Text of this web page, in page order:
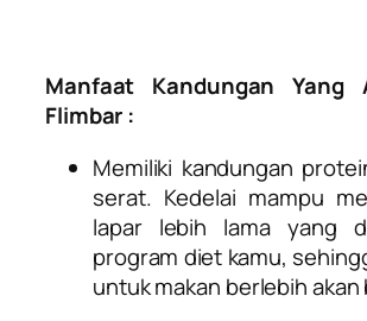
Manfaat Kandungan Yang
Flimbar :
Memiliki kandungan
serat. Kedelai mampu
lapar lebih lama yang
program diet kamu,
untuk makan berlebih